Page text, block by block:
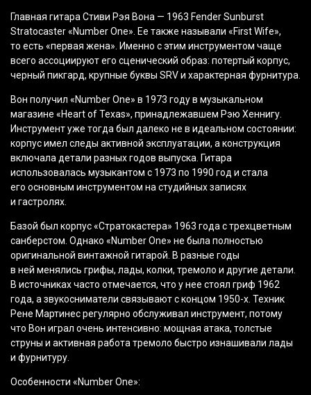
Главная гитара Стиви Рэя Вона — 1963 Fender Sunburst
Stratocaster«NumberOne». Ее также называли «FirstWife»,
то есть «первая жена». Именно с этим инструментом чаще
всего ассоциируют его сценический образ: потертый корпус,
черный пикгард, крупные буквы SRV и характерная фурнитура.
Вон получил «NumberOne» в 1973 году в музыкальном
магазине «Heartof Texas», принадлежавшем Рэю Хеннигу.
Инструмент уже тогда был далеко не в идеальном состоянии:
корпус имел следы активной эксплуатации, а конструкция
включала детали разных годов выпуска. Гитара
использовалась музыкантом с 1973 по 1990 год и стала
его основным инструментом на студийных записях
и гастролях.
Базой был корпус«Стратокастера» 1963 года с трехцветным
санберстом. Однако «NumberOne» не была полностью
оригинальной винтажной гитарой. В разные годы
в ней менялись грифы, лады, колки, тремоло и другие детали.
В источниках часто отмечается, что у нее стоял гриф 1962
года, а звукосниматели связывают с концом 1950-х. Техник
Рене Мартинес регулярно обслуживал инструмент, потому
что Вон играл очень интенсивно: мощная атака, толстые
струны и активная работа тремоло быстро изнашивали лады
и фурнитуру.
Особенности «NumberOne»: